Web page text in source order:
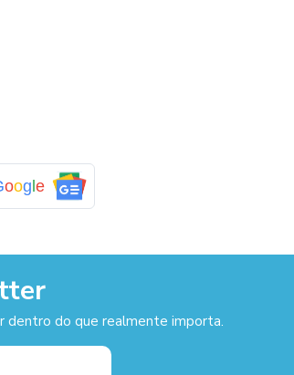
oogle
dentro do que realmente importa.